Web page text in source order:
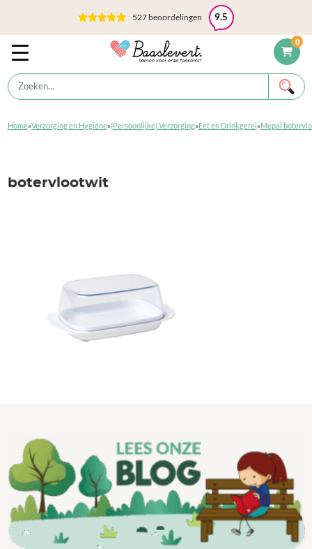
0
527 beoordelingen 9.5
Home»Verzorging en Hygiëne»(Persoonlijke) Verzorging»Eet en Drinkgerei»Mepal
botervlootwit